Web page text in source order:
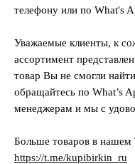
телефону или по What's
Уважаемые клиенты, к
ассортимент
товар Вы не смогли
обращайтесь по What’s
менеджерам и мы с
Больше товаров в нашем
https://t.me/kupibirkin_ru